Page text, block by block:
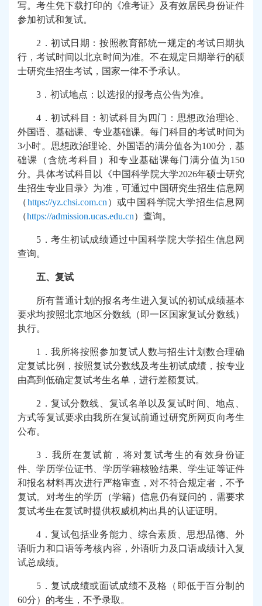
写。考生凭下载打印的《准考证》及有效居民身份证件
参加初试和复试。
2 ．初试日期：按照教育部统一规定的考试日期执
行，考试时间以北京时间为准。不在规定日期举行的硕
士研究生招生考试，国家一律不予承认。
3 ．初试地点：以选报的报考点公告为准。
4 ．初试科目：初试科目为四门：思想政治理论、
外国语、基础课、专业基础课。每门科目的考试时间为
3小时。思想政治理论、外国语的满分值各为100分，基
础课（含统考科目）和专业基础课每门满分值为150
分。具体考试科目以《中国科学院大学2026年硕士研究
生招生专业目录》为准，可通过中国研究生招生信息网
（https://yz.chsi.com.cn ）或中国科学院大学招生信息网
（https://admission.ucas.edu.cn）查询。
5 ．考生初试成绩通过中国科学院大学招生信息网
查询。
五、复试
所有普通计划的报名考生进入复试的初试成绩基本
要求均按照北京地区分数线（即一区国家复试分数线）
执行。
1
．我所将按照参加复试人数与招生计划数合理确
定复试比例，按照复试分数线及考生初试成绩，按专业
由高到低确定复试考生名单，进行差额复试。
2 ．复试分数线、复试名单以及复试时间、地点、
方式等复试要求由我所在复试前通过研究所网页向考生
公布。
3 ．我所在复试前，将对复试考生的有效身份证
件、学历学位证书、学历学籍核验结果、学生证等证件
和报名材料再次进行严格审查，对不符合规定者，不予
复试。对考生的学历（学籍）信息仍有疑问的，需要求
复试考生在复试时提供权威机构出具的认证证明。
4 ．复试包括业务能力、综合素质、思想品德、外
语听力和口语等考核内容，外语听力及口语成绩计入复
试总成绩。
5 ．复试成绩或面试成绩不及格（即低于百分制的
60分）的考生，不予录取。